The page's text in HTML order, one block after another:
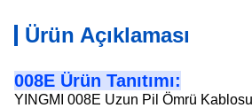
Ürün Açıklaması
008E Ürün Tanıtımı:
YINGMI 008E Uzun Pil Ömrü